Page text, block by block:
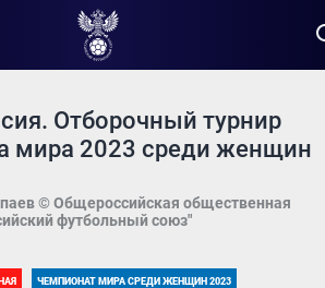
Отборочный турнир
мира 2023 среди женщин
© Общероссийская общественная
футбольный союз"
ЧЕМПИОНАТ МИРА СРЕДИ ЖЕНЩИН 2023